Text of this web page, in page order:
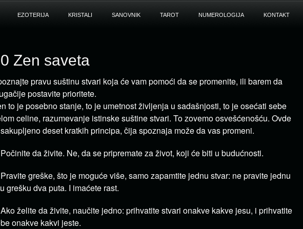
EZOTERIJA KRISTALI SANOVNIK TAROT NUMEROLOGIJA KONTAKT
Zen saveta
pravu suštinu stvari koja će vam pomoći da se promenite, ili barem da
postavite prioritete.
to je posebno stanje, to je umetnost življenja u sadašnjosti, to je osećati sebe
celine, razumevanje istinske suštine stvari. To zovemo osvešćenošću. Ovde
deset kratkih principa, čija spoznaja može da vas promeni.
da živite. Ne, da se pripremate za život, koji će biti u budućnosti.
greške, što je moguće više, samo zapamtite jednu stvar: ne pravite jednu
grešku dva puta. I imaćete rast.
želite da živite, naučite jedno: prihvatite stvari onakve kakve jesu, i prihvatite
onakve kakvi jeste.